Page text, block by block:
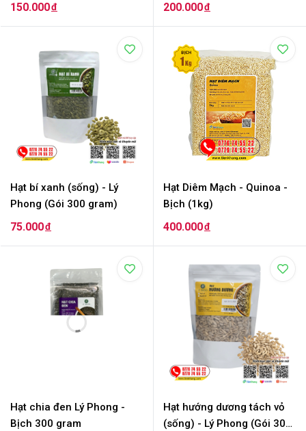
150.000đ 200.000đ
Hạt bí xanh (sống) - Lý
Phong (Gói 300 gram)
75.000đ
Hạt Diêm Mạch - Quinoa -
Bịch (1kg)
400.000đ
Hạt chia đen Lý Phong -
Bịch 300 gram
Hạt hướng dương tách vỏ
(sống) - Lý Phong (Gói 300